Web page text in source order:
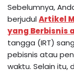
Sebelumnya,
berjudulArtikel
yang Berbisnis
tangga (IRT)
pebisnis atau
waktu. Selain itu,